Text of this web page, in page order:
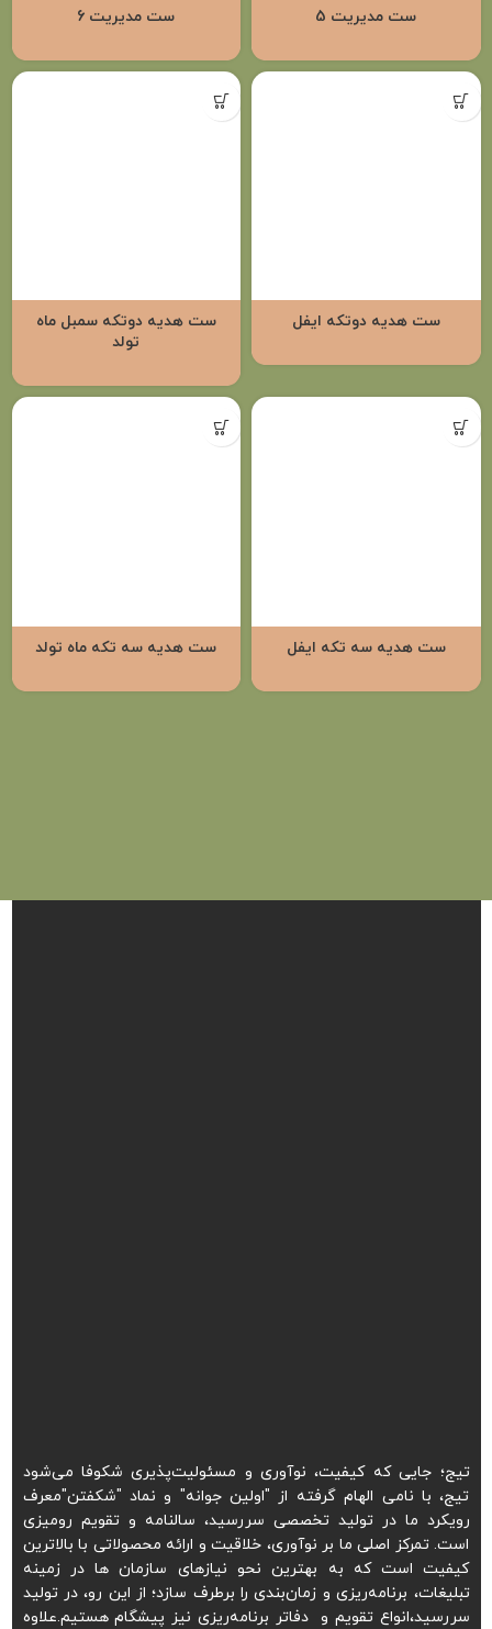
ست مدیریت 5 ست مدیریت 6
ست هدیه دوتکه ایفل
ست هدیه دوتکه سمبل ماه
تولد
ست هدیه سه تکه ایفل ست هدیه سه تکه ماه تولد
تیج؛ جایی که کیفیت، نوآوری و مسئولیت‌پذیری شکوفا می‌شود
تیج، با نامی الهام گرفته از "اولین جوانه" و نماد "شکفتن"معرف
رویکرد ما در تولید تخصصی سررسید، سالنامه و تقویم رومیزی
است. تمرکز اصلی ما بر نوآوری، خلاقیت و ارائه محصولاتی با بالاترین
کیفیت است که به بهترین نحو نیازهای سازمان ها در زمینه
تبلیغات، برنامه‌ریزی و زمان‌بندی را برطرف سازد؛ از این رو، در تولید
سررسید،انواع تقویم و دفاتر برنامه‌ریزی نیز پیشگام هستیم.علاوه